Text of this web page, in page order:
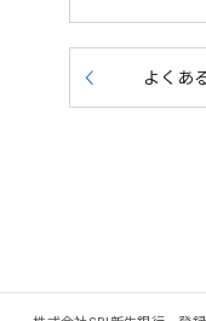
よくあ